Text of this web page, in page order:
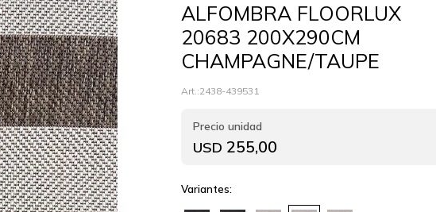
ALFOMBRA FLOORLUX
20683 200X290CM
CHAMPAGNE/TAUPE
2438-439531
USD 255,00
Variantes: